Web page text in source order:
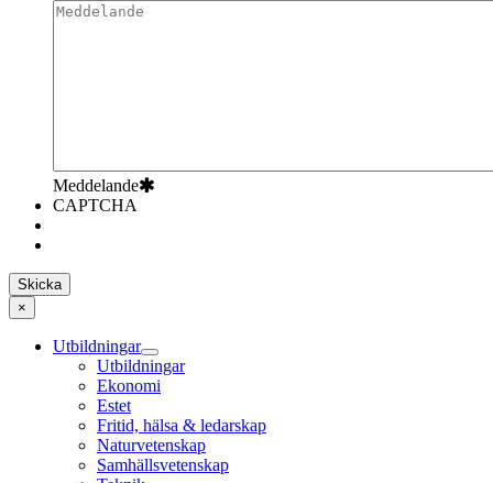
Meddelande
CAPTCHA
×
Utbildningar
Utbildningar
Ekonomi
Estet
Fritid, hälsa & ledarskap
Naturvetenskap
Samhällsvetenskap